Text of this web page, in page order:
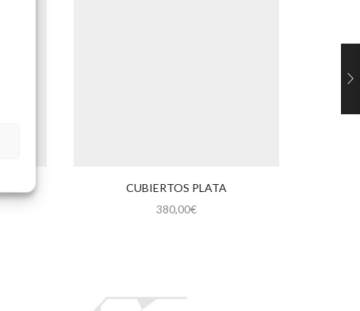
CUBIERTOS PLATA
380,00€